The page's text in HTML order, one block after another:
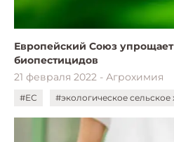
Европейский Союз
биопестицидов
21 февраля 2022 - Агрохимия
#ЕС #экологическое сельское